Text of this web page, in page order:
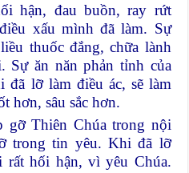
hận, đau buồn, ray rứt
xấu mình đã làm. Sự
thuốc đắng, chữa lành
Sự ăn năn phản tỉnh của
đã lỡ làm điều ác, sẽ làm
hơn, sâu sắc hơn.
gỡ Thiên Chúa trong nội
trong tin yêu. Khi đã lỡ
rất hối hận, vì yêu Chúa.